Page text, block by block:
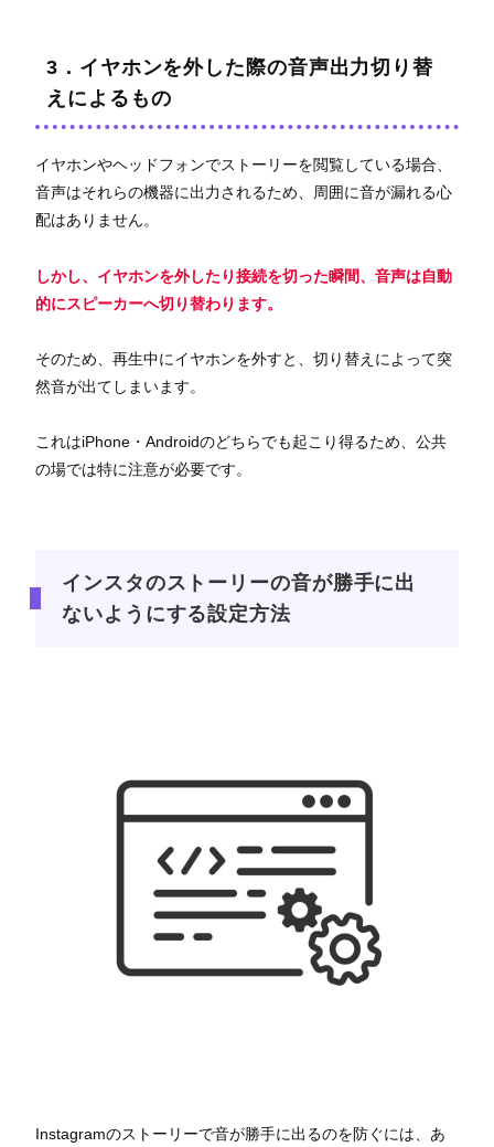
3．イヤホンを外した際の音声出力切り替
えによるもの
イヤホンやヘッドフォンでストーリーを閲覧している場合、
音声はそれらの機器に出力されるため、周囲に音が漏れる心
配はありません。
しかし、イヤホンを外したり接続を切った瞬間、音声は自動
的にスピーカーへ切り替わります。
そのため、再生中にイヤホンを外すと、切り替えによって突
然音が出てしまいます。
これはiPhone・Androidのどちらでも起こり得るため、公共
の場では特に注意が必要です。
インスタのストーリーの音が勝手に出
ないようにする設定方法
Instagramのストーリーで音が勝手に出るのを防ぐには、あ